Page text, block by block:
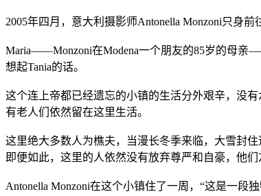
2005年四月，意大利摄影师Antonella Monzoni只身
Maria——Monzoni在Modena一个朋友的85岁的母亲
想起Tania的话。
这个连上帝都已经遗忘的小镇的生活分外艰辛，没
有老人们依然留在这里生活。
这里绝大多数人为樵夫，当漫长冬季来临，大雪封
即便如此，这里的人依然没有放弃尊严和自豪，他
Antonella Monzoni在这个小镇住了一周，“这是一段